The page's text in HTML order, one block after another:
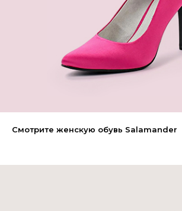
Смотрите женскую обувь Salamander